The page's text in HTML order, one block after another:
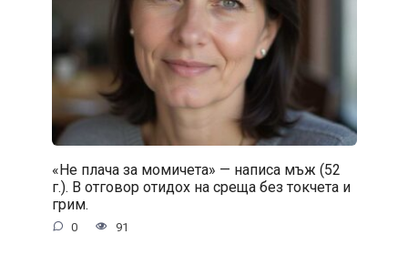
«Не плача за момичета» — написа мъж (52
г.). В отговор отидох на среща без токчета и
грим.
0 91